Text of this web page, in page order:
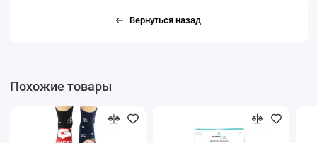
Вернуться назад
Похожие товары